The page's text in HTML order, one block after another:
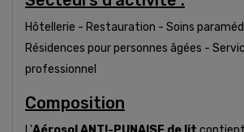
Hôtellerie - Restauration - Soins
Résidences pour personnes âgées -
professionnel
Composition